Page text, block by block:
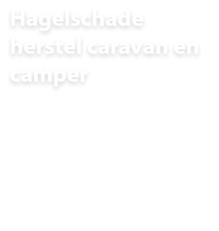
Hagelschade
herstel caravan en
camper